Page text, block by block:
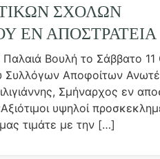
ΣΧΟΛΏΝ
ΕΝ ΑΠΟΣΤΡΑΤΕΊΑ
Βουλή το Σάββατο
Συλλόγων Αποφοίτων
Σμήναρχος εν
υψηλοί
τιμάτε με την […]